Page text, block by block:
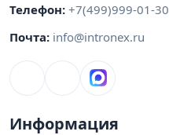
Телефон: +7(499)999-01-30
Почта: info@intronex.ru
Информация